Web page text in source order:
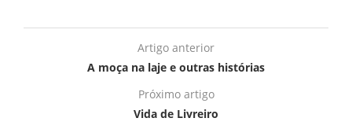
Artigo anterior
A moça na laje e outras histórias
Próximo artigo
Vida de Livreiro